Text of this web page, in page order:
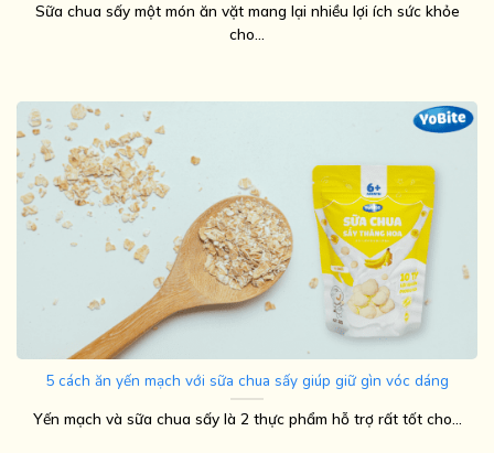
Sữa chua sấy một món ăn vặt mang lại nhiều lợi ích sức khỏe
cho...
5 cách ăn yến mạch với sữa chua sấy giúp giữ gìn vóc dáng
Yến mạch và sữa chua sấy là 2 thực phẩm hỗ trợ rất tốt cho...